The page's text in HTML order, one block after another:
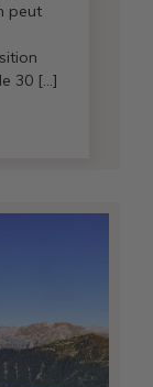
peut
30 […]